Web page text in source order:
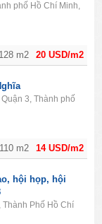
20 USD/m2
m2
phố Hồ Chí Minh,
14 USD/m2
m2
3, Thành phố
hội họp, hội
Phố Hồ Chí